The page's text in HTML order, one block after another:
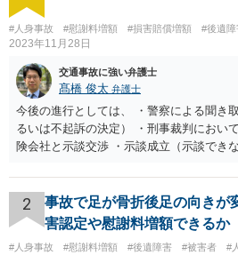
#人身事故 #慰謝料増額 #損害賠償増額 #後遺障
2023年11月28日
交通事故に強い弁護士
髙橋 俊太 弁護士
今後の進行としては、 ・警察による聞き
るいは不起訴の決定） ・刑事裁判におい
険会社と示談交渉 ・示談成立（示談でき
加害者に対する処罰感情など尋ねられる
になるとよいと思います。
2
事故で足が骨折後足の向き
害認定や慰謝料増額できるか
#人身事故 #慰謝料増額 #後遺障害 #被害者 #